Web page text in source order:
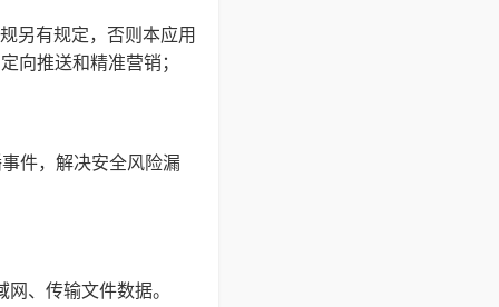
另有规定，否则本应用
向推送和精准营销；
件，解决安全风险漏
、传输文件数据。